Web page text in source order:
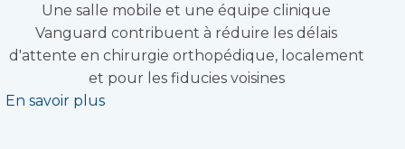
Une salle mobile et une équipe clinique
Vanguard contribuent à réduire les délais
d'attente en chirurgie orthopédique, localement
et pour les fiducies voisines
En savoir plus